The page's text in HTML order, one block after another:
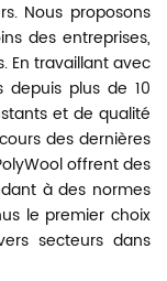
Nous proposons
des entreprises,
En travaillant avec
depuis plus de 10
et de qualité
des dernières
offrent des
à des normes
le premier choix
secteurs dans